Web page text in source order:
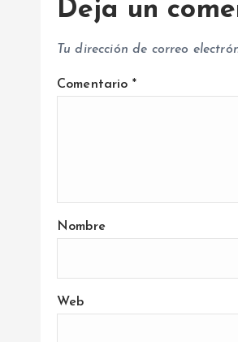
d
a
Deja un
Tu dirección de correo
Comentario *
Nombre
Web